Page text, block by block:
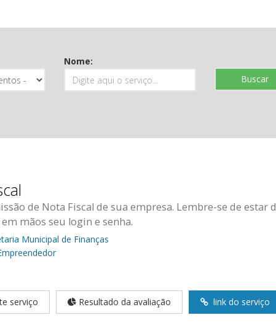
Nome:
Buscar
de Nota Fiscal de sua empresa. Lembre-se de estar
mãos seu login e senha.
Municipal de Finanças
serviço Resultado da avaliação link do serviço